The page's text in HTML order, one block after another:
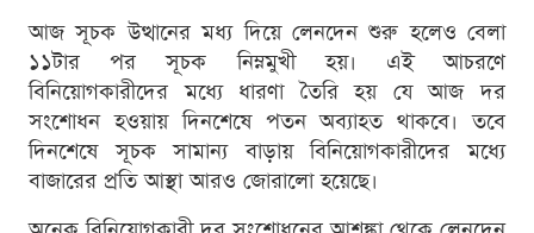
আজ সূচক উত্থানের মধ্য দিয়ে লেনদেন শুরু হলেও বেলা
১১টার পর সূচক নিম্নমুখী হয়। এই আচরণে
বিনিয়োগকারীদের মধ্যে ধারণা তৈরি হয় যে আজ দর
সংশোধন হওয়ায় দিনশেষে পতন অব্যাহত থাকবে। তবে
দিনশেষে সূচক সামান্য বাড়ায় বিনিয়োগকারীদের মধ্যে
বাজারের প্রতি আস্থা আরও জোরালো হয়েছে।